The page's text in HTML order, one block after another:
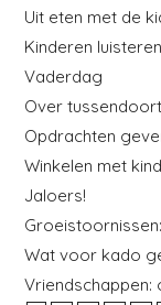
Uit eten met de
Kinderen
Vaderdag
Over
Opdrachten
Winkelen met
Jaloers!
Wat voor kado
Vriendschappen: